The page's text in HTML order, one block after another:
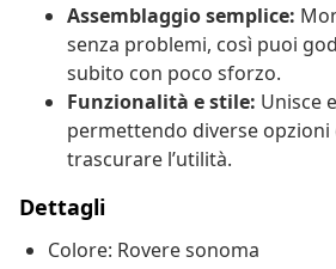
Assemblaggio semplice:
senza problemi, così puoi
subito con poco sforzo.
Funzionalità e stile: Unisce
permettendo diverse opzioni
trascurare l’utilità.
Dettagli
Colore: Rovere sonoma